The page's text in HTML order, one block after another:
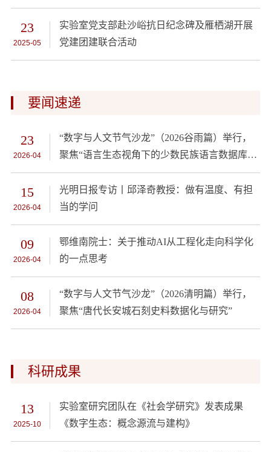
23
2025-05
实验室党支部赴沙峪抗日纪念碑及雁栖湖开展
党建团建联合活动
要闻速递
23
2026-04
“数字与人文节气沙龙”（2026谷雨篇）举行，
聚焦“语言生态视角下的少数民族语言数据库建
设”
15
2026-04
光明日报专访丨邱泽奇教授：做有温度、有担
当的学问
09
2026-04
鄂维南院士：关于推动AI从工程化走向科学化
的一点思考
08
2026-04
“数字与人文节气沙龙”（2026清明篇）举行，
聚焦“唐代长安城石刻史料数据化与研究”
科研成果
13
2025-10
实验室研究团队在《社会学研究》发表成果
《数字生态：概念源流与建构》